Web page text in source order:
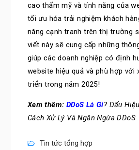
cao thẩm mỹ và tính năng của
tối ưu hóa trải nghiệm khách
năng cạnh tranh trên thị trường
viết này sẽ cung cấp những
giúp các doanh nghiệp có định
website hiệu quả và phù hợp với
triển trong năm 2025!
Xem thêm: DDoS Là Gì? Dấu
Cách Xử Lý Và Ngăn Ngừa DDoS
Tin tức tổng hợp